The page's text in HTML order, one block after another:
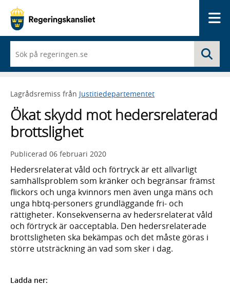
du
börjar
skriva
framträder
lista
med
sökförslag
Lagrådsremiss från Justitiedepartementet
Ökat skydd mot hedersrelaterad
brottslighet
Publicerad 06 februari 2020
Hedersrelaterat våld och förtryck är ett allvarligt
samhällsproblem som kränker och begränsar främst
flickors och unga kvinnors men även unga mäns och
unga hbtq-personers grundläggande fri- och
rättigheter. Konsekvenserna av hedersrelaterat våld
och förtryck är oacceptabla. Den hedersrelaterade
brottsligheten ska bekämpas och det måste göras i
större utsträckning än vad som sker i dag.
Ladda ner: